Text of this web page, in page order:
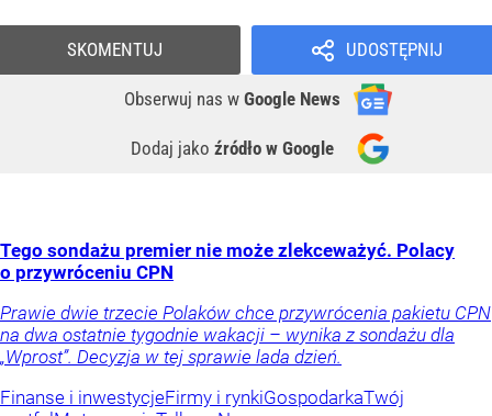
UDOSTĘPNIJ
Obserwuj nas w Google News
Dodaj jako źródło w Google
SKOMENTUJ
Tego sondażu premier nie może zlekceważyć. Polacy
o przywróceniu CPN
Prawie dwie trzecie Polaków chce przywrócenia pakietu CPN
na dwa ostatnie tygodnie wakacji – wynika z sondażu dla
„Wprost”. Decyzja w tej sprawie lada dzień.
Finanse i inwestycjeFirmy i rynkiGospodarkaTwój